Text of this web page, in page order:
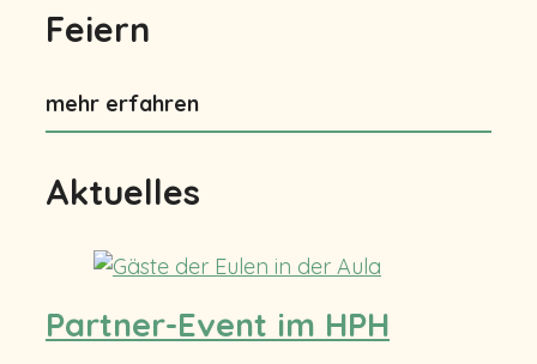
Feiern
mehr erfahren
Aktuelles
Partner-Event im HPH